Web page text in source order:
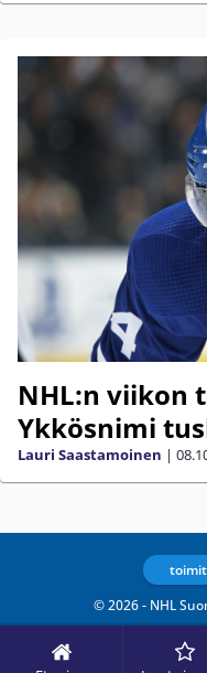
NHL:n viikon
Ykkösnimi
Lauri Saastamoinen |
© 2026 - NHL